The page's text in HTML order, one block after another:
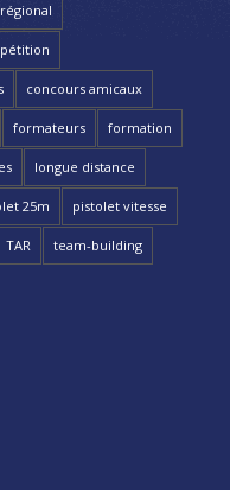
concours amicaux
formateurs formation
longue distance
25m pistolet vitesse
TAR team-building